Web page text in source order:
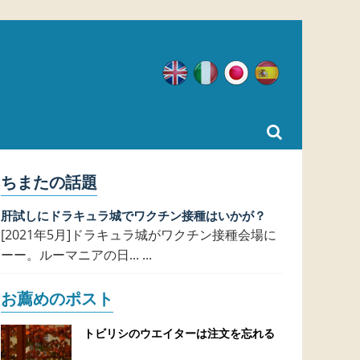
英語 イタリア語
日本語
ちまたの話題
肝試しにドラキュラ城でワクチン接種はいかが？
[2021年5月]ドラキュラ城がワクチン接種会場に
ーー。ルーマニアの日... ...
お薦めのポスト
トビリシのウエイターは注文を忘れる